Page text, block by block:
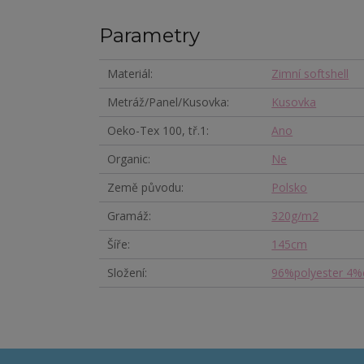
Parametry
Materiál
Zimní softshell
Metráž/Panel/Kusovka
Kusovka
Oeko-Tex 100, tř.1
Ano
Organic
Ne
Země původu
Polsko
Gramáž
320g/m2
Šíře
145cm
Složení
96%polyester